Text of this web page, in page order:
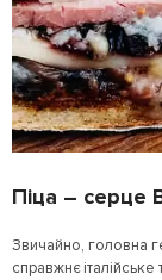
Піца – серце
Звичайно, головна
справжнє